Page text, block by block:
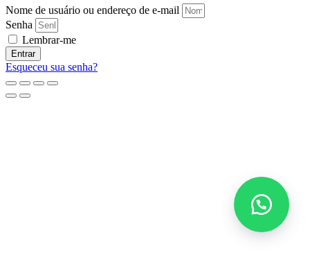
Nome de usuário ou endereço de e-mail
Senha
Lembrar-me
Entrar
Esqueceu sua senha?